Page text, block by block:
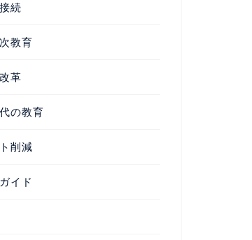
続
教育
革
の教育
削減
イド